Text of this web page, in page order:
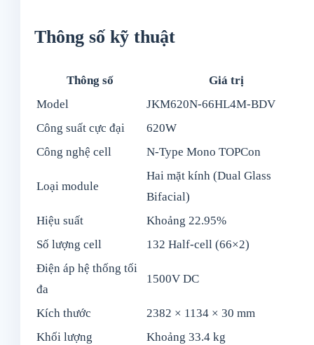
Thông số kỹ thuật
Thông số
Giá trị
Model
JKM620N-66HL4M-BDV
Công suất cực đại
620W
Công nghệ cell
N-Type Mono TOPCon
Loại module
Hai mặt kính (Dual Glass
Bifacial)
Hiệu suất
Khoảng 22.95%
Số lượng cell
132 Half-cell (66×2)
Điện áp hệ thống tối
đa
1500V DC
Kích thước
2382 × 1134 × 30 mm
Khối lượng
Khoảng 33.4 kg